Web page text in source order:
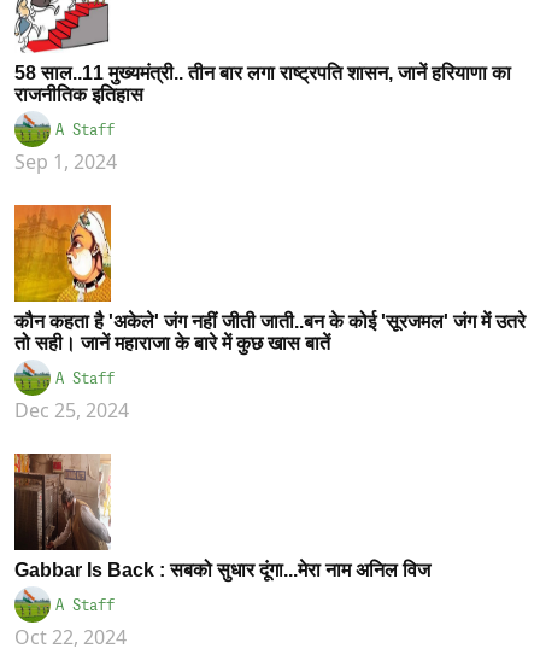
58 साल..11 मुख्यमंत्री.. तीन बार लगा राष्ट्रपति शासन, जानें हरियाणा का
राजनीतिक इतिहास
A Staff
Sep 1, 2024
कौन कहता है 'अकेले' जंग नहीं जीती जाती..बन के कोई 'सूरजमल' जंग में उतरे
तो सही। जानें महाराजा के बारे में कुछ खास बातें
A Staff
Dec 25, 2024
Gabbar Is Back : सबको सुधार दूंगा...मेरा नाम अनिल विज
A Staff
Oct 22, 2024